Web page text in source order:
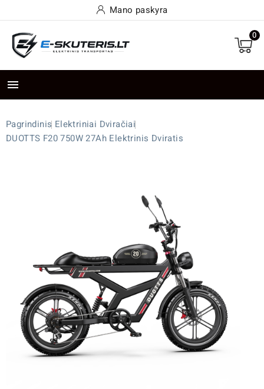
Mano paskyra
0

Pagrindinis Elektriniai Dviračiai
DUOTTS F20 750W 27Ah Elektrinis Dviratis